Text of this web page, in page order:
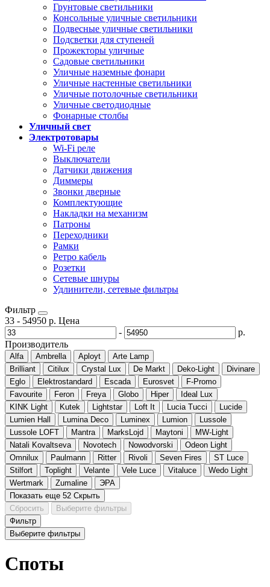
Грунтовые светильники
Консольные уличные светильники
Подвесные уличные светильники
Подсветки для ступеней
Прожекторы уличные
Садовые светильники
Уличные наземные фонари
Уличные настенные светильники
Уличные потолочные светильники
Уличные светодиодные
Фонарные столбы
Уличный свет
Электротовары
Wi-Fi реле
Выключатели
Датчики движения
Диммеры
Звонки дверные
Комплектующие
Накладки на механизм
Патроны
Переходники
Рамки
Ретро кабель
Розетки
Сетевые шнуры
Удлинители, сетевые фильтры
Фильтр
33 - 54950 р. Цена
-
р.
Производитель
Alfa Ambrella Aployt
Arte Lamp
Brilliant
Citilux Crystal Lux De Markt Deko-Light
Divinare
Eglo
Elektrostandard Escada Eurosvet
F-Promo
Favourite
Feron Freya Globo Hiper
Ideal Lux
KINK Light
Kutek Lightstar Loft It Lucia Tucci
Lucide
Lumien Hall
Lumina Deco Luminex Lumion
Lussole
Lussole LOFT
Mantra MarksLojd Maytoni
MW-Light
Natali Kovaltseva
Novotech Nowodvorski
Odeon Light
Omnilux
Paulmann Ritter Rivoli Seven Fires
ST Luce
Stilfort
Toplight Velante Vele Luce Vitaluce
Wedo Light
Wertmark
Zumaline
ЭРА
Показать еще 52 Скрыть
Сбросить
Выберите фильтры
Фильтр
Выберите фильтры
Споты